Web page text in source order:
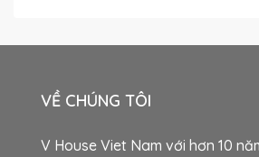
VỀ CHÚNG TÔI
V House Viet Nam với hơn 10